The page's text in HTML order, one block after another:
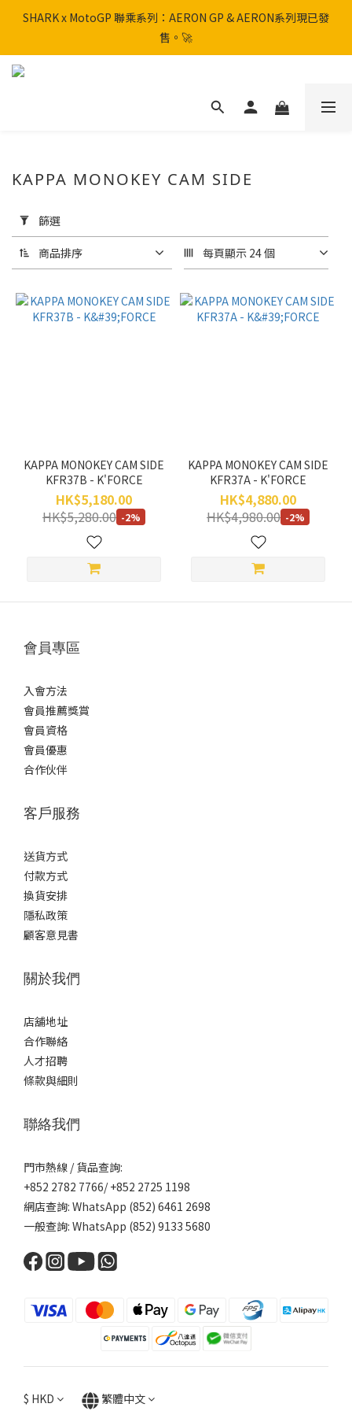
SHARK x MotoGP 聯乘系列：AERON GP & AERON系列現已發
售。🚀
SHARK x MotoGP 聯乘系列：AERON GP & AERON系列現已發
售。🚀
📦 【全新上架】NHK Helmet 到貨通知：S1GP & K5R 熱銷款式全
SHARK x MotoGP 聯乘系列：AERON GP & AERON系列現已發
用
篩
選
(0/20)
品
牌
KAPPA MONOKEY CAM SIDE
篩選
商品排序 每頁顯示 24 個
KAPPA MONOKEY CAM SIDE
KFR37B - K'FORCE
HK$5,180.00
HK$5,280.00 -2%
KAPPA MONOKEY CAM SIDE
KFR37A - K'FORCE
HK$4,880.00
HK$4,980.00 -2%
會員專區
入會方法
會員推薦獎賞
會員資格
會員優惠
合作伙伴
客戶服務
送貨方式
付款方式
換貨安排
隱私政策
顧客意見書
關於我們
店舖地址
合作聯絡
人才招聘
條款與細則
聯絡我們
門市熱線 / 貨品查詢:
+852 2782 7766/ +852 2725 1198
網店查詢: WhatsApp (852) 6461 2698
一般查詢: WhatsApp (852) 9133 5680
$ HKD 繁體中文